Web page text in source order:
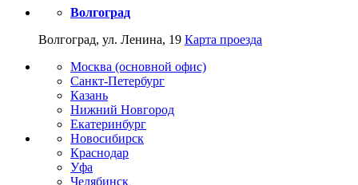
Волгоград
Волгоград, ул. Ленина, 19 Карта проезда
Москва (основной офис)
Санкт-Петербург
Казань
Нижний Новгород
Екатеринбург
Новосибирск
Краснодар
Уфа
Челябинск